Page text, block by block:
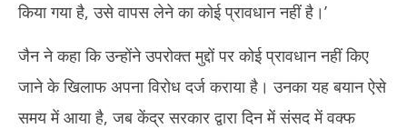
किया गया है, उसे वापस लेने का कोई प्रावधान नहीं है।’
जैन ने कहा कि उन्होंने उपरोक्त मुद्दों पर कोई प्रावधान नहीं किए
जाने के खिलाफ अपना विरोध दर्ज कराया है। उनका यह बयान ऐसे
समय में आया है, जब केंद्र सरकार द्वारा दिन में संसद में वक्फ